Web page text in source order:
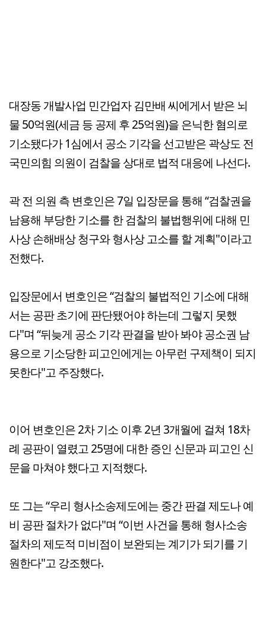
대장동 개발사업 민간업자 김만배 씨에게서 받은 뇌
물 50억원(세금 등 공제 후 25억원)을 은닉한 혐의로
기소됐다가 1심에서 공소 기각을 선고받은 곽상도 전
국민의힘 의원이 검찰을 상대로 법적 대응에 나선다.
곽 전 의원 측 변호인은 7일 입장문을 통해 “검찰권을
남용해 부당한 기소를 한 검찰의 불법행위에 대해 민
사상 손해배상 청구와 형사상 고소를 할 계획"이라고
전했다.
입장문에서 변호인은 “검찰의 불법적인 기소에 대해
서는 공판 초기에 판단됐어야 하는데 그렇지 못했
다"며 “뒤늦게 공소 기각 판결을 받아 봐야 공소권 남
용으로 기소당한 피고인에게는 아무런 구제책이 되지
못한다"고 주장했다.
이어 변호인은 2차 기소 이후 2년 3개월에 걸쳐 18차
례 공판이 열렸고 25명에 대한 증인 신문과 피고인 신
문을 마쳐야 했다고 지적했다.
또 그는 “우리 형사소송제도에는 중간 판결 제도나 예
비 공판 절차가 없다"며 “이번 사건을 통해 형사소송
절차의 제도적 미비점이 보완되는 계기가 되기를 기
원한다"고 강조했다.